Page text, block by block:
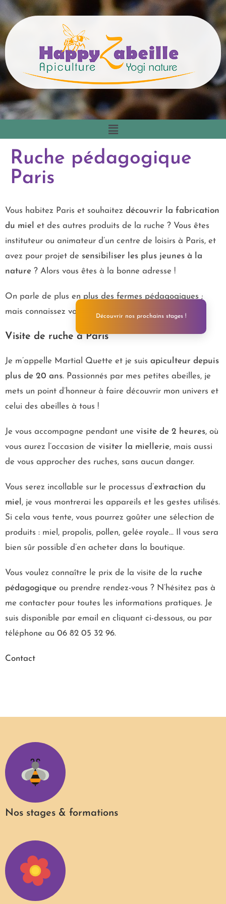
Découvrir nos prochains stages !
Ruche pédagogique
Paris
Vous habitez Paris et souhaitez découvrir la fabrication
du miel et des autres produits de la ruche ? Vous êtes
instituteur ou animateur d’un centre de loisirs à Paris, et
avez pour projet de sensibiliser les plus jeunes à la
nature ? Alors vous êtes à la bonne adresse !
On parle de plus en plus des fermes pédagogiques ;
mais connaissez vous les
ruches pédagogiques ?
Visite de ruche à Paris
Je m’appelle Martial Quette et je suis apiculteur depuis
plus de 20 ans. Passionnés par mes petites abeilles, je
mets un point d’honneur à faire découvrir mon univers et
celui des abeilles à tous !
Je vous accompagne pendant une visite de 2 heures, où
vous aurez l’occasion de visiter la miellerie, mais aussi
de vous approcher des ruches, sans aucun danger.
Vous serez incollable sur le processus d’extraction du
miel , je vous montrerai les appareils et les gestes utilisés.
Si cela vous tente, vous pourrez goûter une sélection de
produits : miel, propolis, pollen, gelée royale… Il vous sera
bien sûr possible d’en acheter dans la boutique.
Vous voulez connaître le prix de la visite de la ruche
pédagogique ou prendre rendez-vous ? N’hésitez pas à
me contacter pour toutes les informations pratiques. Je
suis disponible par email en cliquant ci-dessous, ou par
téléphone au 06 82 05 32 96.
Contact
Nos stages & formations